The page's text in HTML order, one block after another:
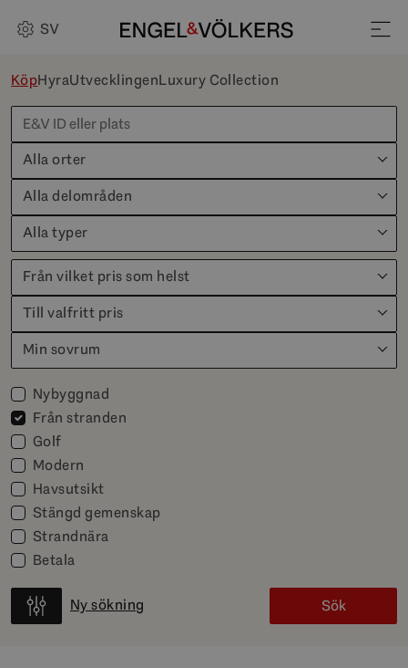
SV
KöpHyraUtvecklingenLuxury Collection
Alla orter
Alla delområden
Alla typer
Från vilket pris som helst
Till valfritt pris
Min sovrum
Nybyggnad
Från stranden
Golf
Modern
Havsutsikt
Stängd gemenskap
Strandnära
Betala
Ny sökning Sök